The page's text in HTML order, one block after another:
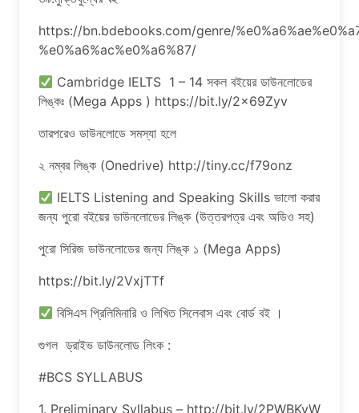
https://bn.bdebooks.com/genre/
%e0%a6%ac%e0%a6%87/
Cambridge IELTS 1 – 14 সকল বইয়ের ডাউনলোডের
লিঙ্কঃ (Mega Apps ) https://bit.ly/2x69Zyv
তারপরেও ডাউনলোডে সমস্যা হলে
২ নম্বর লিঙ্ক (Onedrive) http://tiny.cc/f79onz
IELTS Listening and Speaking Skills ভালো করার
জন্য পুরো বইয়ের ডাউনলোডের লিঙ্ক (উত্তরপত্র এবং অডিও সহ)
পুরো সিরিজ ডাউনলোডের জন্য লিঙ্ক ১ (Mega Apps)
https://bit.ly/2VxjTTf
বিসিএস প্রিলিমিনারি ও লিখিত সিলেবাস এবং বোর্ড বই ।
গুগল ড্রাইভ ডাউনলোড লিংক :
#BCS SYLLABUS
1. Preliminary Syllabus – http://bit.ly/2PWBKyW